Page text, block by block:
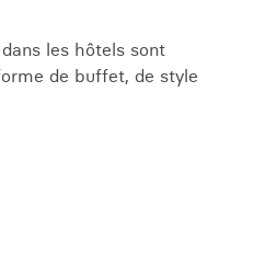
les hôtels sont
de buffet, de style